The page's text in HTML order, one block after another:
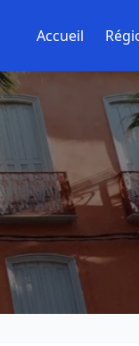
Accueil